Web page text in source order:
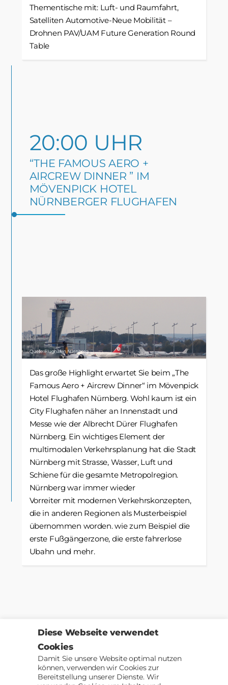
Thementische mit: Luft- und Raumfahrt,
Satelliten Automotive-Neue Mobilität –
Drohnen PAV/UAM Future Generation Round
Table
20:00 UHR
“THE FAMOUS AERO +
AIRCREW DINNER ” IM
MÖVENPICK HOTEL
NÜRNBERGER FLUGHAFEN
Quelle: Flughafen Nürnberg
Das große Highlight erwartet Sie beim „The
Famous Aero + Aircrew Dinner“ im Mövenpick
Hotel Flughafen Nürnberg. Wohl kaum ist ein
City Flughafen näher an Innenstadt und
Messe wie der Albrecht Dürer Flughafen
Nürnberg. Ein wichtiges Element der
multimodalen Verkehrsplanung hat die Stadt
Nürnberg mit Strasse, Wasser, Luft und
Schiene für die gesamte Metropolregion.
Nürnberg war immer wieder
Vorreiter mit modernen Verkehrskonzepten,
die in anderen Regionen als Musterbeispiel
übernommen worden. wie zum Beispiel die
erste Fußgängerzone, die erste fahrerlose
Ubahn und mehr.
TAGE BIS ZUM START:
T-EXPIRED
Diese Webseite verwendet
Cookies
Damit Sie unsere Website optimal nutzen
können, verwenden wir Cookies zur
Bereitstellung unserer Dienste. Wir